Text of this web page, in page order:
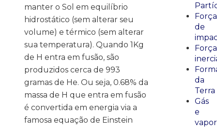
manter o Sol em equilíbrio
hidrostático (sem alterar seu
volume) e térmico (sem alterar
sua temperatura). Quando 1Kg
de H entra em fusão, são
produzidos cerca de 993
gramas de He. Ou seja, 0.68% da
massa de H que entra em fusão
é convertida em energia via a
famosa equação de Einstein
Força
de
da
Terra
Gás
e
vapor